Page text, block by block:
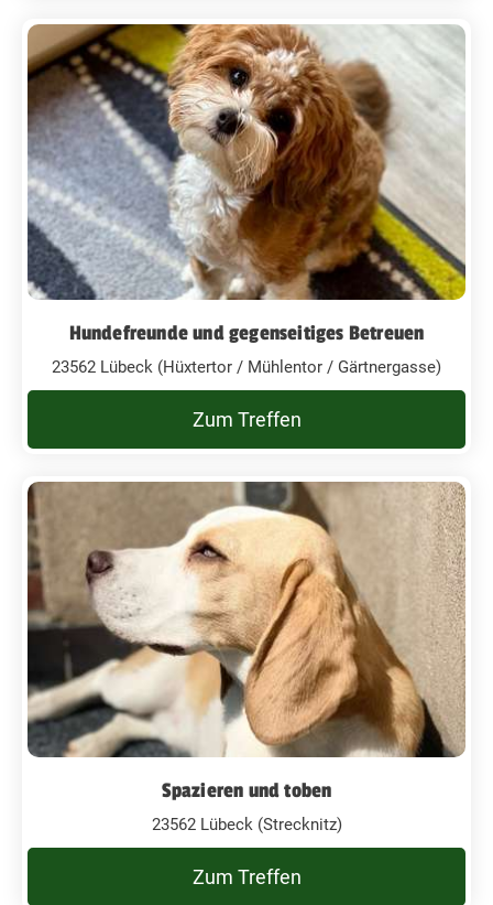
Hundefreunde und gegenseitiges Betreuen
23562 Lübeck (Hüxtertor / Mühlentor / Gärtnergasse)
Zum Treffen
Spazieren und toben
23562 Lübeck (Strecknitz)
Zum Treffen